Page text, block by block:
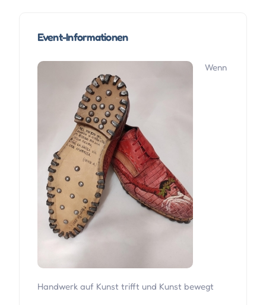
Event-Informationen
Wenn
Handwerk auf Kunst trifft und Kunst bewegt